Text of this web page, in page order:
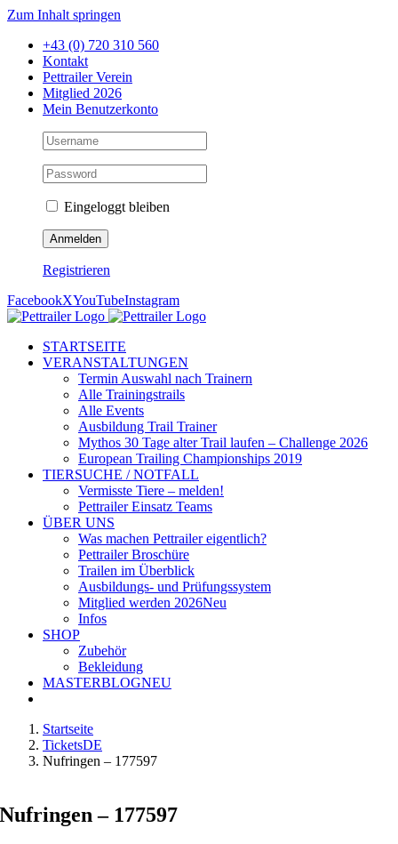
Zum Inhalt springen
+43 (0) 720 310 560
Kontakt
Pettrailer Verein
Mitglied 2026
Mein Benutzerkonto
Eingeloggt bleiben
Registrieren
FacebookXYouTubeInstagram
STARTSEITE
VERANSTALTUNGEN
Termin Auswahl nach Trainern
Alle Trainingstrails
Alle Events
Ausbildung Trail Trainer
Mythos 30 Tage alter Trail laufen – Challenge 2026
European Trailing Championships 2019
TIERSUCHE / NOTFALL
Vermisste Tiere – melden!
Pettrailer Einsatz Teams
ÜBER UNS
Was machen Pettrailer eigentlich?
Pettrailer Broschüre
Trailen im Überblick
Ausbildungs- und Prüfungssystem
Mitglied werden 2026Neu
Infos
SHOP
Zubehör
Bekleidung
MASTERBLOGNEU
Startseite
TicketsDE
Nufringen – 177597
Nufringen – 177597